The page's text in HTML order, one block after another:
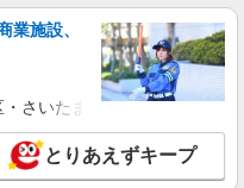
代含む)＞
他多数
詳細を見る
業施設、
さいたま市岩槻区・久喜市・
とりあえずキープ